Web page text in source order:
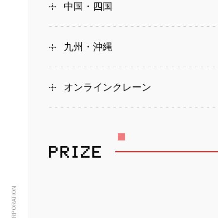
中国・四国
九州・沖縄
オンラインクレーン